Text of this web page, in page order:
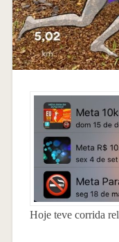
Hoje teve corrida